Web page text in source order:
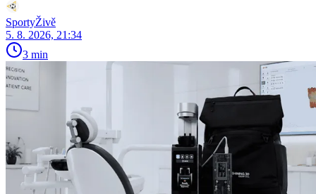
SportyŽivě
5. 8. 2026, 21:34
3 min